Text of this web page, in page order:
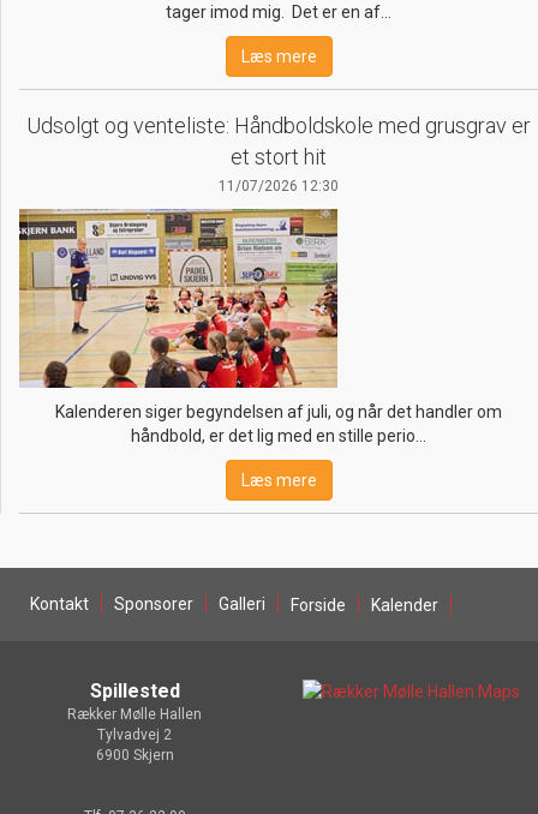
tager imod mig. Det er en af…
Læs mere
Udsolgt og venteliste: Håndboldskole med grusgrav er
et stort hit
11/07/2026 12:30
Kalenderen siger begyndelsen af juli, og når det handler om
håndbold, er det lig med en stille perio…
Læs mere
Kontakt Sponsorer Galleri Forside Kalender
Spillested
Rækker Mølle Hallen
Tylvadvej 2
6900 Skjern